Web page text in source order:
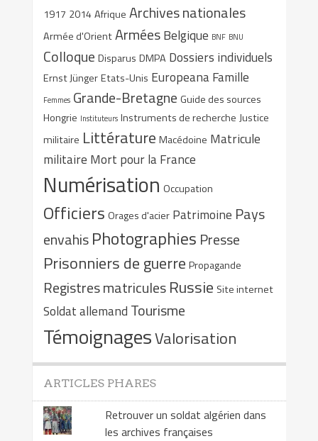
1917 2014Afrique Archives nationales
Armée d'OrientArméesBelgique BNF BNU
Colloque Disparus DMPA Dossiers individuels
Ernst JüngerEtats-Unis EuropeanaFamille
Femmes Grande-Bretagne Guide des sources
Hongrie Instituteurs Instruments de recherche Justice
militaire Littérature Macédoine Matricule
militaire Mort pour la France
Numérisation Occupation
Officiers Orages d'acier Patrimoine Pays
envahis Photographies Presse
Prisonniers de guerre Propagande
Registres matricules Russie Site internet
Soldat allemand Tourisme
TémoignagesValorisation
ARTICLES PHARES
Retrouver un soldat algérien dans
les archives françaises